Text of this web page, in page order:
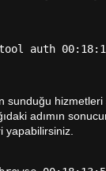
sunduğu
adımın
yapabilirsiniz.